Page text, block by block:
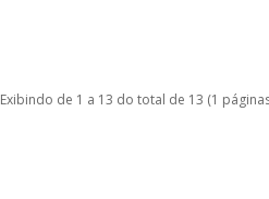
Exibindo de 1 a 13 do total de 13 (1